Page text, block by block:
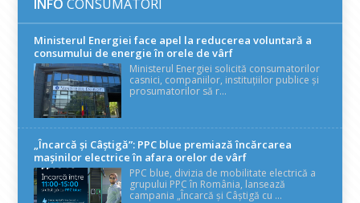
INFO CONSUMATORI
Ministerul Energiei face apel la reducerea voluntară a
consumului de energie în orele de vârf
Ministerul Energiei solicită consumatorilor
casnici, companiilor, instituțiilor publice și
prosumatorilor să r...
„Încarcă și Câștigă”: PPC blue premiază încărcarea
mașinilor electrice în afara orelor de vârf
PPC blue, divizia de mobilitate electrică a
grupului PPC în România, lansează
campania „Încarcă și Câștigă cu ...